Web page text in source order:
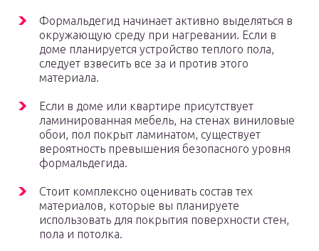
Формальдегид начинает активно выделяться в
окружающую среду при нагревании. Если в
доме планируется устройство теплого пола,
следует взвесить все за и против этого
материала.
Если в доме или квартире присутствует
ламинированная мебель, на стенах виниловые
обои, пол покрыт ламинатом, существует
вероятность превышения безопасного уровня
формальдегида.
Стоит комплексно оценивать состав тех
материалов, которые вы планируете
использовать для покрытия поверхности стен,
пола и потолка.